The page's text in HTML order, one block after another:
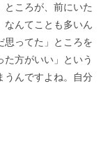
ところが、前にいた
なんてことも多いん
思ってた」ところを
方がいい」という
うんですよね。自分